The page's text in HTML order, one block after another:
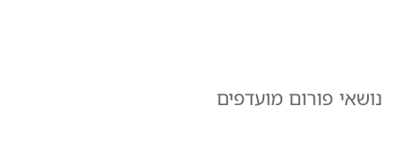
נושאי פורום מועדפים